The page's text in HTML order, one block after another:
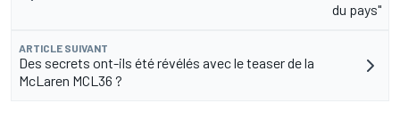
du pays"
ARTICLE SUIVANT
Des secrets ont-ils été révélés avec le teaser de la
McLaren MCL36 ?